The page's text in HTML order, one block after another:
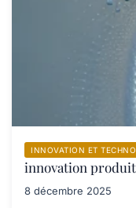
INNOVATION ET
innovation
8 décembre 2025